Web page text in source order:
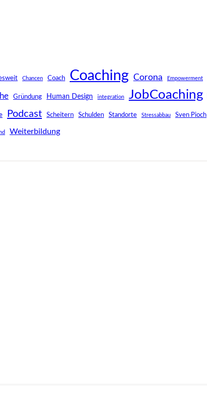
Chancen Coach Coaching Corona Empowerment
Gründung Human Design integration JobCoaching
Podcast Scheitern Schulden Standorte Stressabbau Sven Pioch
Weiterbildung